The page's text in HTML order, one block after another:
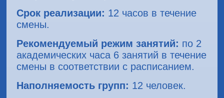
Срок реализации: 12 часов в течение
смены.
Рекомендуемый режим занятий: по 2
академических часа 6 занятий в течение
смены в соответствии с расписанием.
Наполняемость групп: 12 человек.